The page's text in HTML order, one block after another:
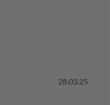
28.03.25